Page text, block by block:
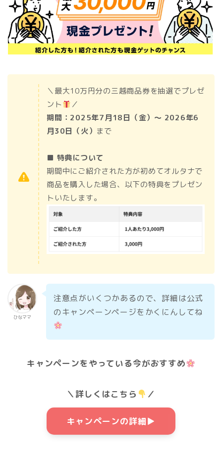
＼最大10万円分の三越商品券を抽選でプレゼ
ント
／
期間：2025年7月18日（金）〜 2026年6
月30日（火） まで
■ 特典について
期間中にご紹介された方が初めてオルタナで
商品を購入した場合、以下の特典をプレゼン
トいたします。
ひなママ
注意点がいくつかあるので、詳細は公式
のキャンペーンページをかくにんしてね
キャンペーンをやっている今がおすすめ
＼詳しくはこちら ／
キャンペーンの詳細▶